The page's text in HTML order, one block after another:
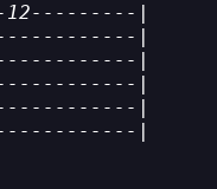
12---------|
|
|
|
|
|